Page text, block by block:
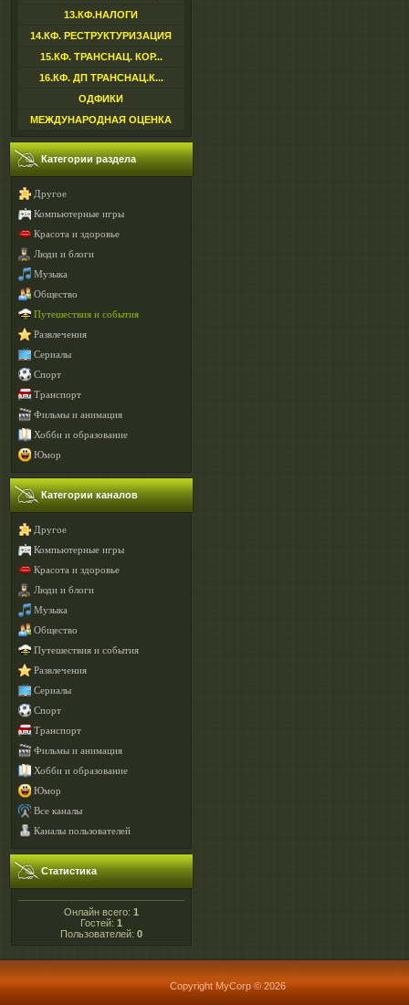
13.КФ.НАЛОГИ
14.КФ. РЕСТРУКТУРИЗАЦИЯ
15.КФ. ТРАНСНАЦ. КОР...
16.КФ. ДП ТРАНСНАЦ.К...
ОДФИКИ
МЕЖДУНАРОДНАЯ ОЦЕНКА
Категории раздела
Другое
Компьютерные игры
Красота и здоровье
Люди и блоги
Музыка
Общество
Путешествия и события
Развлечения
Сериалы
Спорт
Транспорт
Фильмы и анимация
Хобби и образование
Юмор
Категории каналов
Другое
Компьютерные игры
Красота и здоровье
Люди и блоги
Музыка
Общество
Путешествия и события
Развлечения
Сериалы
Спорт
Транспорт
Фильмы и анимация
Хобби и образование
Юмор
Все каналы
Каналы пользователей
Статистика
Онлайн всего: 1
Гостей: 1
Пользователей: 0
Copyright MyCorp © 2026